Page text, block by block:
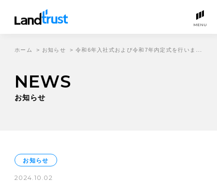
MENU
NEWS
お知らせ
ホーム > お知らせ > 令和6年入社式および令和7年内定式を行いました
お知らせ
2024.10.02